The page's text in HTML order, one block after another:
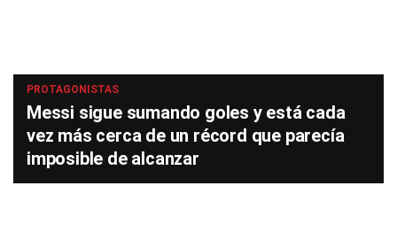
PROTAGONISTAS
Messi sigue sumando goles y está cada
vez más cerca de un récord que parecía
imposible de alcanzar